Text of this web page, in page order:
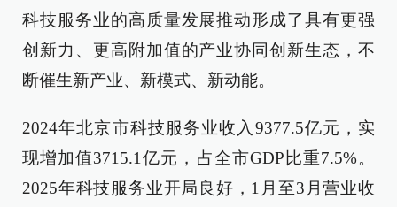
科技服务业的高质量发展推动形成了具有更强
创新力、更高附加值的产业协同创新生态，不
断催生新产业、新模式、新动能。
2024年北京市科技服务业收入9377.5亿元，实
现增加值3715.1亿元，占全市GDP比重7.5%。
2025年科技服务业开局良好，1月至3月营业收